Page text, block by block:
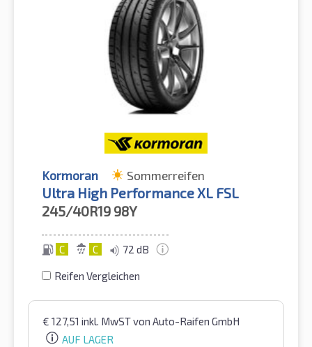
Kormoran Sommerreifen
Ultra High Performance XL FSL
245/40R19 98Y
C C 72 dB
Reifen Vergleichen
€ 127,51 inkl. MwSTvon Auto-Raifen GmbH
AUF LAGER